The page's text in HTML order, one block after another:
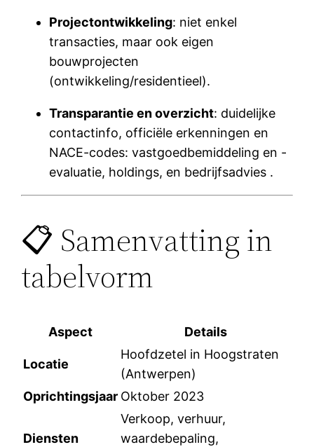
Projectontwikkeling: niet enkel
transacties, maar ook eigen
bouwprojecten
(ontwikkeling/residentieel).
Transparantie en overzicht: duidelijke
contactinfo, officiële erkenningen en
NACE-codes: vastgoedbemiddeling en -
evaluatie, holdings, en bedrijfsadvies .
📋 Samenvatting in
tabelvorm
Aspect Details
Locatie
Hoofdzetel in Hoogstraten
(Antwerpen)
Oprichtingsjaar Oktober 2023
Diensten
Verkoop, verhuur,
waardebepaling,